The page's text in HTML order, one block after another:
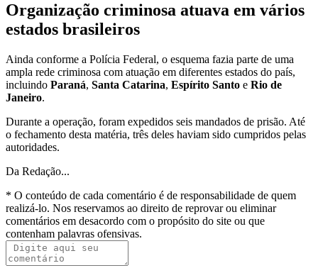
Organização criminosa atuava em vários
estados brasileiros
Ainda conforme a Polícia Federal, o esquema fazia parte de uma
ampla rede criminosa com atuação em diferentes estados do país,
incluindo Paraná, Santa Catarina, Espírito Santo e Rio de
Janeiro.
Durante a operação, foram expedidos seis mandados de prisão. Até
o fechamento desta matéria, três deles haviam sido cumpridos pelas
autoridades.
Da Redação...
* O conteúdo de cada comentário é de responsabilidade de quem
realizá-lo. Nos reservamos ao direito de reprovar ou eliminar
comentários em desacordo com o propósito do site ou que
contenham palavras ofensivas.